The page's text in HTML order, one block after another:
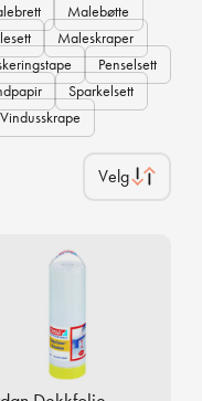
Malebøtte
Maleskraper
Penselsett
Sparkelsett
Vindusskrape